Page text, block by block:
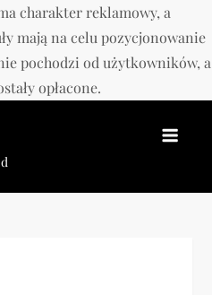
charakter reklamowy, a
mają na celu pozycjonowanie
pochodzi od użytkowników, a
opłacone.